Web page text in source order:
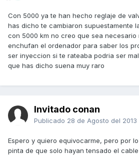
Con 5000 ya te han hecho reglaje de
has dicho te cambiaron supuestamente
con 5000 km no creo que sea necesario
enchufan el ordenador para saber los
ser inyeccion si te rateaba podria ser
que has dicho suena muy raro
Invitado conan
Publicado 28 de Agosto del 2013
Espero y quiero equivocarme, pero por
pinta de que solo hayan tensado el